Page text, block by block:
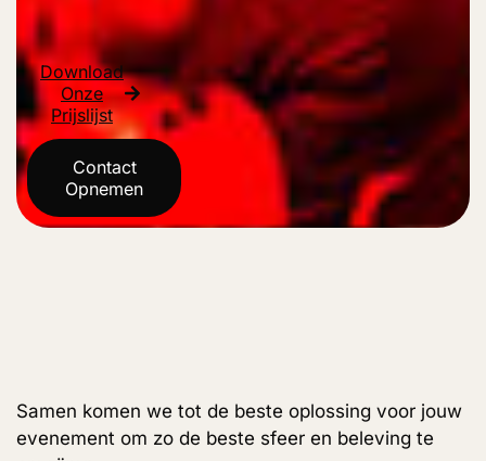
Contact
Opnemen
Download
Onze
Prijslijst
Samen komen we tot de beste oplossing voor jouw
evenement om zo de beste sfeer en beleving te